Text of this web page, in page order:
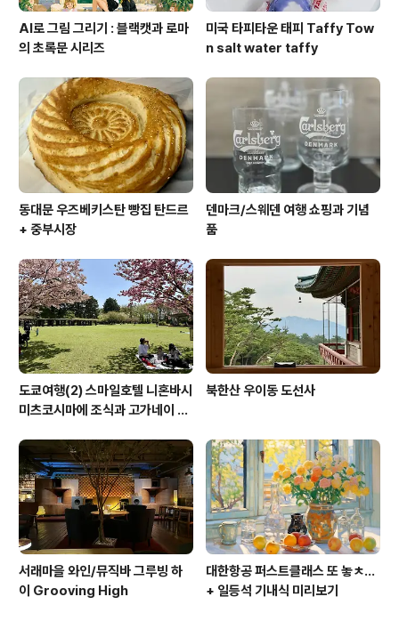
AI로 그림 그리기 : 블랙캣과 로마
의 초록문 시리즈
미국 타피타운 태피 Taffy Tow
n salt water taffy
동대문 우즈베키스탄 빵집 탄드르
+ 중부시장
덴마크/스웨덴 여행 쇼핑과 기념
품
도쿄여행(2) 스마일호텔 니혼바시
미츠코시마에 조식과 고가네이 공
북한산 우이동 도선사
서래마을 와인/뮤직바 그루빙 하
이 Grooving High
대한항공 퍼스트클래스 또 놓ㅊ...
+ 일등석 기내식 미리보기